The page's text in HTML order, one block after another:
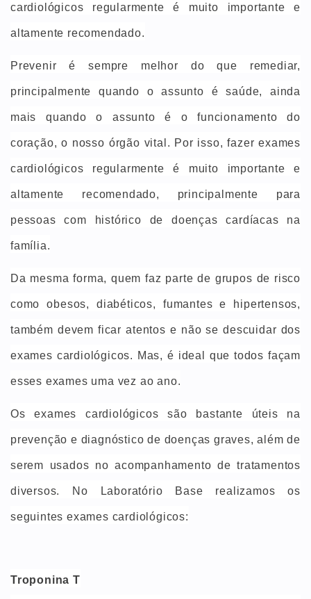
cardiológicos regularmente é muito importante e
altamente recomendado.
Prevenir é sempre melhor do que remediar,
principalmente quando o assunto é saúde, ainda
mais quando o assunto é o funcionamento do
coração, o nosso órgão vital. Por isso, fazer exames
cardiológicos regularmente é muito importante e
altamente recomendado, principalmente para
pessoas com histórico de doenças cardíacas na
família.
Da mesma forma, quem faz parte de grupos de risco
como obesos, diabéticos, fumantes e hipertensos,
também devem ficar atentos e não se descuidar dos
exames cardiológicos. Mas, é ideal que todos façam
esses exames uma vez ao ano.
Os exames cardiológicos são bastante úteis na
prevenção e diagnóstico de doenças graves, além de
serem usados no acompanhamento de tratamentos
diversos. No Laboratório Base realizamos os
seguintes exames cardiológicos:
Troponina T